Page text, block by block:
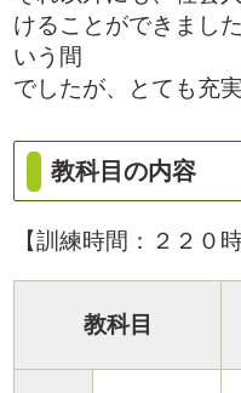
けることができまし
いう間
でしたが、とても充
教科目の内容
【訓練時間：２２０時
教科目